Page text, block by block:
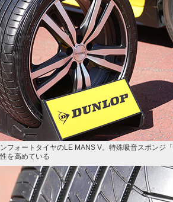
フォートタイヤのLE MANS V。特殊吸音スポンジ
を高めている